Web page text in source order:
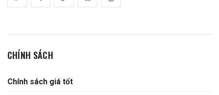
CHÍNH SÁCH
Chính sách giá tốt